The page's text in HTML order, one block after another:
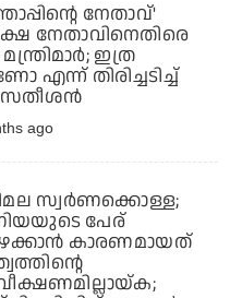
നേതാവ്'
നേതാവിനെതിരെ
ഇത്ര
എന്ന് തിരിച്ചടിച്ച്
സതീശന്‍
ago
സ്വര്‍ണക്കൊള്ള;
പേര്
കാരണമായത്